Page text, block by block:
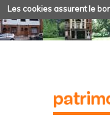
Les cookies assurent le